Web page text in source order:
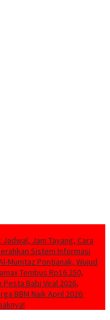
Jam Tayang, Cara
Sistem Informasi
Mumtaz Pontianak, Wujud
Tembus Rp16.250,
Pesta Babi Viral 2026,
BBM Naik April 2026: